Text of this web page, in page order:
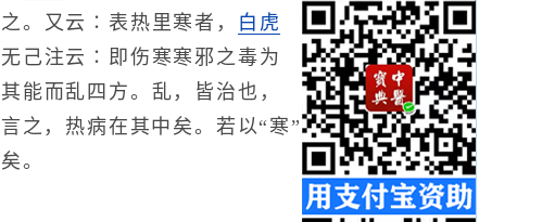
。又云∶表热里寒者，
白虎
己注云∶即伤寒寒邪之毒为
能而乱四方。乱，皆治也，
之，热病在其中矣。若以“寒”
。